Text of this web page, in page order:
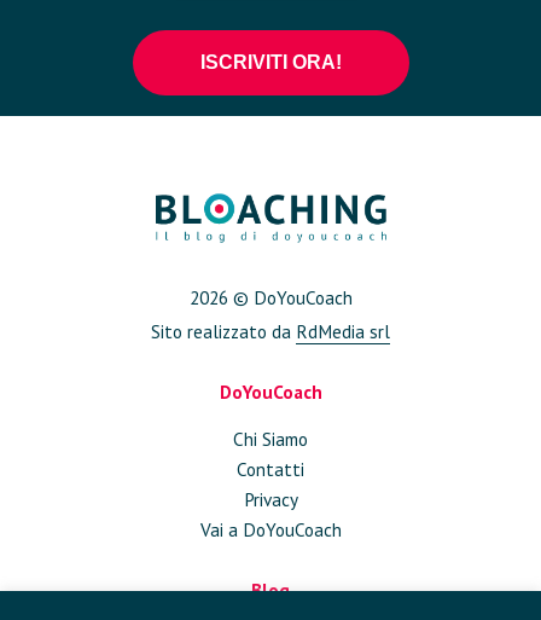
2026 © DoYouCoach
Sito realizzato da RdMedia srl
DoYouCoach
Chi Siamo
Contatti
Privacy
Vai a DoYouCoach
Blog